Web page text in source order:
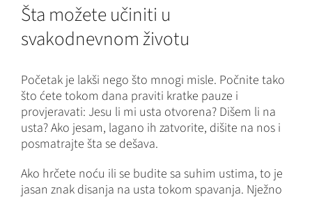
Šta možete učiniti u
svakodnevnom životu
Početak je lakši nego što mnogi misle. Počnite tako
što ćete tokom dana praviti kratke pauze i
provjeravati: Jesu li mi usta otvorena? Dišem li na
usta? Ako jesam, lagano ih zatvorite, dišite na nos i
posmatrajte šta se dešava.
Ako hrčete noću ili se budite sa suhim ustima, to je
jasan znak disanja na usta tokom spavanja. Nježno